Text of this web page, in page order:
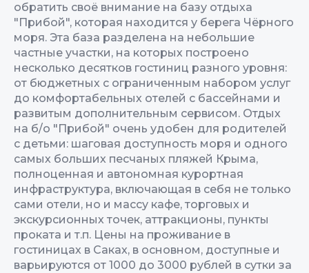
обратить своё внимание на базу отдыха
"Прибой", которая находится у берега Чёрного
моря. Эта база разделена на небольшие
частные участки, на которых построено
несколько десятков гостиниц разного уровня:
от бюджетных с ограниченным набором услуг
до комфортабельных отелей с бассейнами и
развитым дополнительным сервисом. Отдых
на б/о "Прибой" очень удобен для родителей
с детьми: шаговая доступность моря и одного
самых больших песчаных пляжей Крыма,
полноценная и автономная курортная
инфраструктура, включающая в себя не только
сами отели, но и массу кафе, торговых и
экскурсионных точек, аттракционы, пункты
проката и т.п. Цены на проживание в
гостиницах в Саках, в основном, доступные и
варьируются от 1000 до 3000 рублей в сутки за